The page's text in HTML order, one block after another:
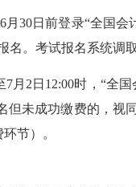
6月30日前登录“全国会
名。考试报名系统调
7月 2 日 12:00时 ， “全
但未成功缴费的，视
节）
。